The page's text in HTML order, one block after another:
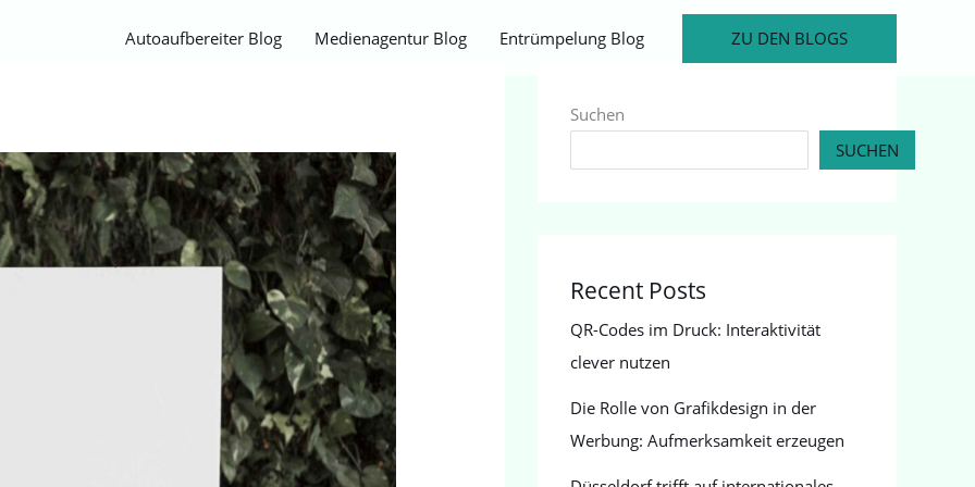
Autoaufbereiter Blog Medienagentur Blog Entrümpelung Blog ZU DEN BLOGS
Suchen
SUCHEN
Recent Posts
QR-Codes im Druck: Interaktivität
clever nutzen
Die Rolle von Grafikdesign in der
Werbung: Aufmerksamkeit erzeugen